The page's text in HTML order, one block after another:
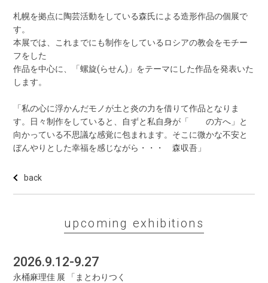
札幌を拠点に陶芸活動をしている森氏による造形作品の個展で
す。
本展では、これまでにも制作をしているロシアの教会をモチー
フをした
作品を中心に、「螺旋(らせん)」をテーマにした作品を発表いた
します。
「私の心に浮かんだモノが土と炎の力を借りて作品となりま
す。日々制作をしていると、自ずと私自身が「 の方へ」と
向かっている不思議な感覚に包まれます。そこに微かな不安と
ぼんやりとした幸福を感じながら・・・ 森収吾」
back
upcoming exhibitions
2026.9.12-9.27
永桶麻理佳 展 「まとわりつく